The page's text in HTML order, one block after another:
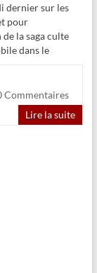
dernier sur les
pour
la saga culte
dans le
Commentaires
Lire la suite